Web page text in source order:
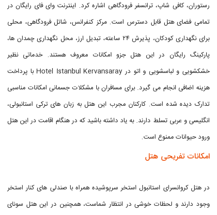
رستوران، کافی شاپ، ترانسفر فرودگاهی اشاره کرد. اینترنت وای فای رایگان در
تمامی فضای هتل قابل دسترس است. مرکز کنفرانس، شاتل فرودگاهی، محلی
برای نگهداری کودکان، پذیرش ۲۴ ساعته، تبدیل ارز، محل نگهداری چمدان ها،
پارکینگ رایگان در این هتل جزو امکانات معروف هستند. خدماتی نظیر
خشکشویی و لباسشویی و اتو در Hotel Istanbul Kervansaray با پرداخت
هزینه اضافی انجام می گیرد. برای مسافران با مشکلات جسمانی امکانات مناسبی
تدارک دیده شده است. کارکنان مجرب این هتل به زبان های ترکی استانبولی،
انگلیسی و عربی تسلط دارند. به یاد داشته باشید که در هنگام اقامت در این هتل
ورود حیوانات ممنوع است.
امکانات تفریحی هتل
در هتل کروانسرای استانبول استخر سرپوشیده همراه با صندلی های کنار استخر
وجود دارند و لحظات خوشی در انتظار شماست، همچنین در این هتل سونای